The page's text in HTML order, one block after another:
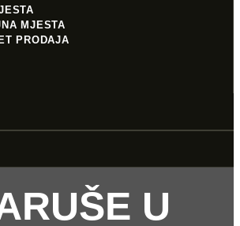
MJESTA
PRODAJA
U